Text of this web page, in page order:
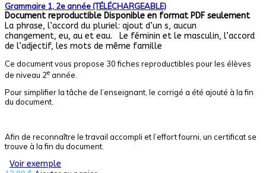
Grammaire 1, 2e année (TÉLÉCHARGEABLE)
Document reproductible Disponible en format PDF seulement
La phrase, l’accord du pluriel: ajout d’un s, aucun
changement, eu, au et eau. Le féminin et le masculin, l’accord
de l’adjectif, les mots de même famille
Ce document vous propose 30 fiches reproductibles pour les élèves
de niveau 2e année.
Pour simplifier la tâche de l’enseignant, le corrigé a été ajouté à la fin
du document.
Afin de reconnaître le travail accompli et l’effort fourni, un certificat se
trouve à la fin du document.
Voir exemple